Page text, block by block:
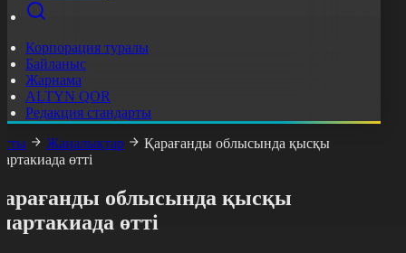
Корпорация туралы
Байланыс
Жарнама
ALTYN QOR
Редакция стандарты
Жаңалықтар
Қарағанды облысында қысқы
өтті
облысында қысқы
өтті